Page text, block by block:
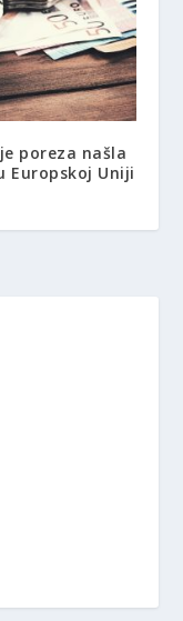
poreza našla
Uniji